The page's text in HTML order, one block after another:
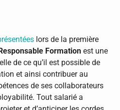
lors de la première
Responsable Formation est une
de ce qu’il est possible de
et ainsi contribuer au
de ses collaborateurs
Tout salarié a